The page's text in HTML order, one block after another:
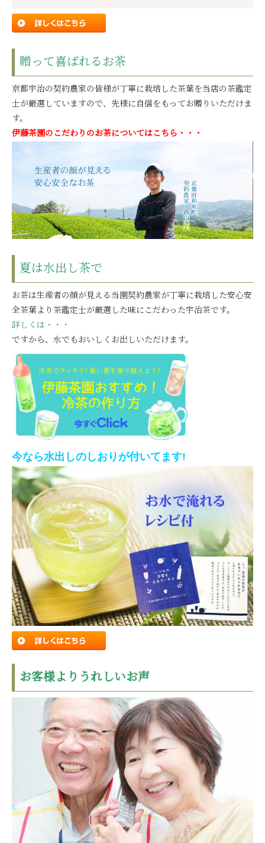
贈って喜ばれるお茶
京都宇治の契約農家の皆様が丁寧に栽培した茶葉を当店の茶鑑定
士が厳選していますので、先様に自信をもってお贈りいただけま
す。
伊藤茶園のこだわりのお茶についてはこちら・・・
夏は水出し茶で
お茶は生産者の顔が見える当園契約農家が丁寧に栽培した安心安
全茶葉より茶鑑定士が厳選した味にこだわった宇治茶です。
詳しくは・・・
ですから、水でもおいしくお出しいただけます。
今なら水出しの しおりが付いてます!
お客様よりうれしいお声